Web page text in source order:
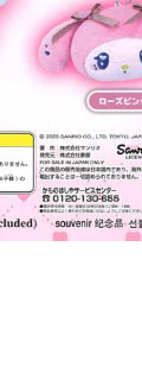
ご質問